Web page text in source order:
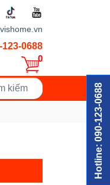
Hotline: 090-123-0688
123-0688
0